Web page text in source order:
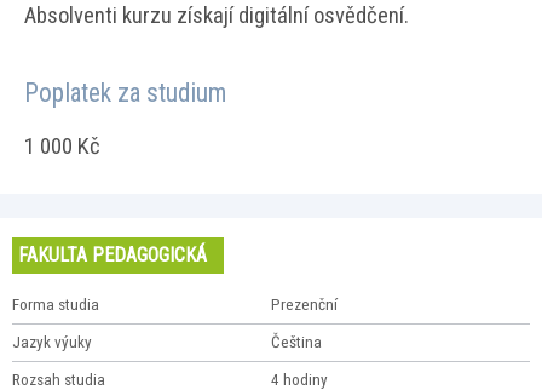
Absolventi kurzu získají digitální osvědčení.
Poplatek za studium
1 000 Kč
FAKULTA PEDAGOGICKÁ
Forma studia Prezenční
Jazyk výuky Čeština
Rozsah studia 4 hodiny